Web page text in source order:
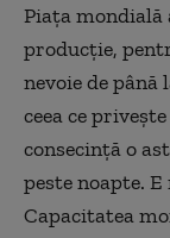
Piaţa mondială
producţie,
nevoie de
ceea ce
consecinţă o
peste noapte.
Capacitatea